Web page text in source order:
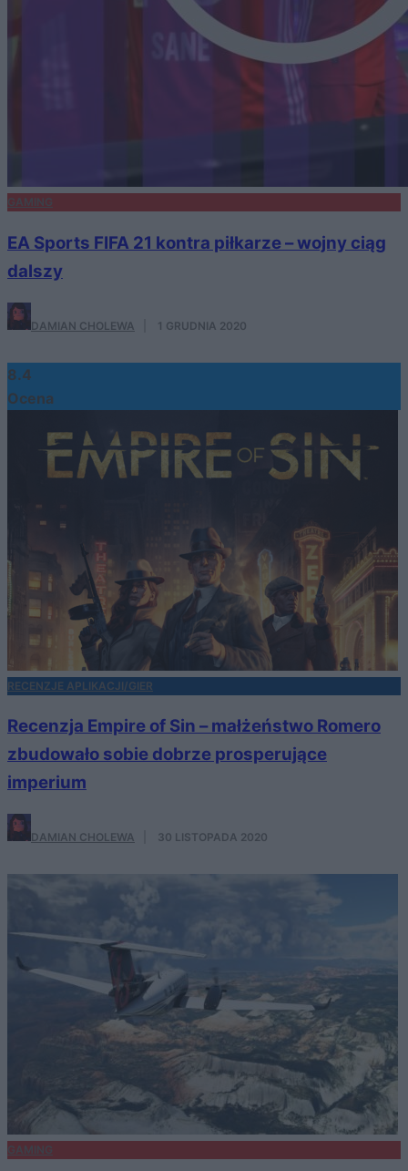
EA Sports FIFA 21 kontra piłkarze – wojny ciąg
dalszy
DAMIAN CHOLEWA 1 GRUDNIA 2020
8.4
Ocena
RECENZJE APLIKACJI/GIER
Recenzja Empire of Sin – małżeństwo Romero
zbudowało sobie dobrze prosperujące
imperium
DAMIAN CHOLEWA 30 LISTOPADA 2020